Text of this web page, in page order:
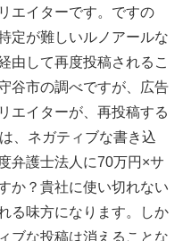
エイターです。ですの
定が難しいルノアールな
由して再度投稿されるこ
谷市の調べですが、広告
エイターが、再投稿する
、ネガティブな書き込
弁護士法人に70万円×サ
か？貴社に使い切れない
る味方になります。しか
ブな投稿は消えることな